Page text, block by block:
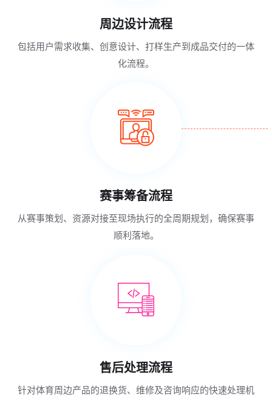
周边设计流程
包括用户需求收集、创意设计、打样生产到成品交付的一体
化流程。
赛事筹备流程
从赛事策划、资源对接至现场执行的全周期规划，确保赛事
顺利落地。
售后处理流程
针对体育周边产品的退换货、维修及咨询响应的快速处理机